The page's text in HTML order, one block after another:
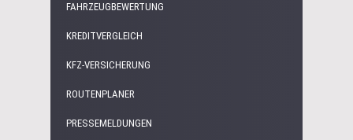
FAHRZEUGBEWERTUNG
KREDITVERGLEICH
KFZ-VERSICHERUNG
ROUTENPLANER
PRESSEMELDUNGEN